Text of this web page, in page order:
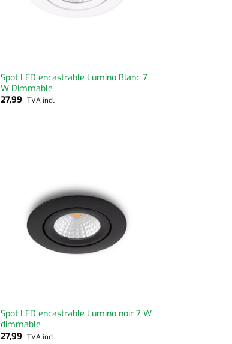
Spot LED encastrable Lumino Blanc 7
W Dimmable
27,99 TVA incl.
Spot LED encastrable Lumino noir 7 W
dimmable
27,99 TVA incl.